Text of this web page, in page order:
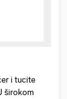
i tucite
širokom